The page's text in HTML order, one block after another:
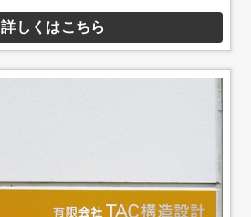
詳しくはこちら